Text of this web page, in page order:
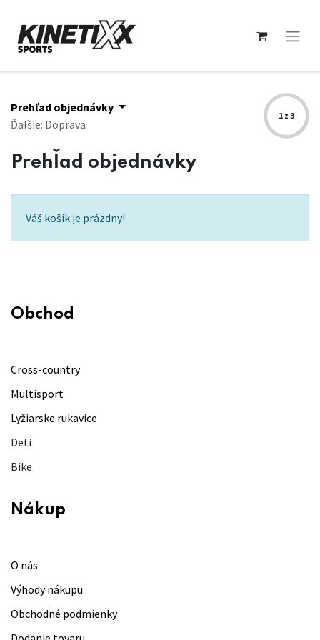
Prehľad objednávky
Ďalšie: Doprava
1 z 3
Prehľad objednávky
Váš košík je prázdny!
Obchod
Cross-country
Multisport
Lyžiarske rukavice
Deti
Bike
Nákup
O nás
Výhody nákupu
Obchodné podmienky